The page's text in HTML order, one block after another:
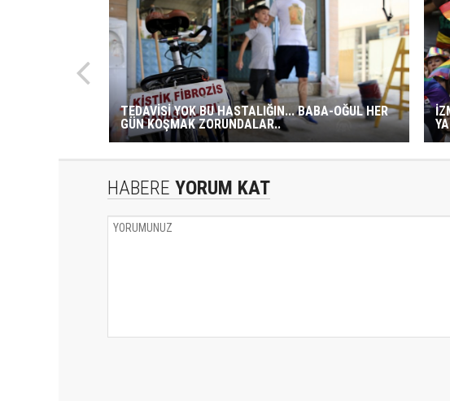
TEDAVİSİ YOK BU HASTALIĞIN... BABA-OĞUL HER
GÜN KOŞMAK ZORUNDALAR..
HABERE YORUM KAT